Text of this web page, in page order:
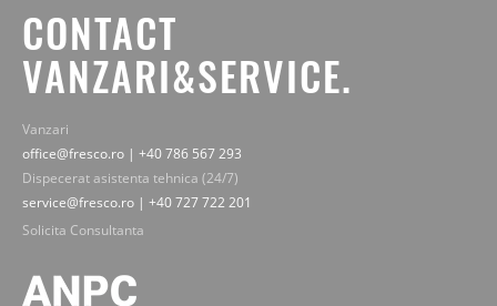
CONTACT
VANZARI&SERVICE.
Vanzari
office@fresco.ro | +40 786 567 293
Dispecerat asistenta tehnica (24/7)
service@fresco.ro | +40 727 722 201
Solicita Consultanta